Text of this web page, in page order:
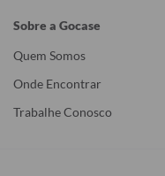
Sobre a Gocase
Quem Somos
Onde Encontrar
Trabalhe Conosco